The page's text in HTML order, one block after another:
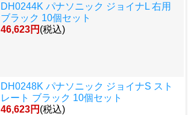
DH0244K パナソニック ジョイナL 右用
ブラック 10個セット
46,623円 (税込)
DH0248K パナソニック ジョイナS スト
レート ブラック 10個セット
46,623円 (税込)